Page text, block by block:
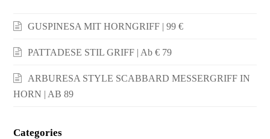
GUSPINESA MIT HORNGRIFF | 99 €
PATTADESE STIL GRIFF | Ab € 79
ARBURESA STYLE SCABBARD MESSERGRIFF IN
HORN | AB 89
Categories